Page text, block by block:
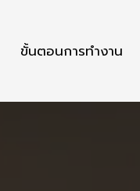
ขั้นตอนการทำงาน